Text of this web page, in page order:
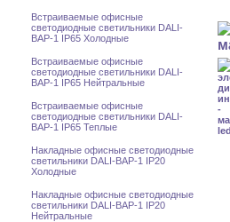
Встраиваемые офисные
светодиодные светильники DALI-
BAP-1 IP65 Холодные
Встраиваемые офисные
светодиодные светильники DALI-
BAP-1 IP65 Нейтральные
Встраиваемые офисные
светодиодные светильники DALI-
BAP-1 IP65 Теплые
Накладные офисные светодиодные
светильники DALI-BAP-1 IP20
Холодные
Накладные офисные светодиодные
светильники DALI-BAP-1 IP20
Нейтральные